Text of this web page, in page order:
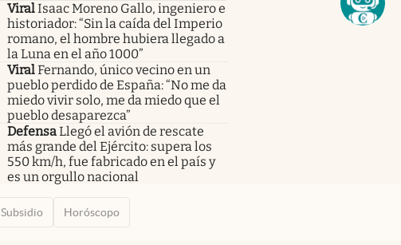
ViralIsaac Moreno Gallo, ingeniero e
historiador: “Sin la caída del Imperio
romano, el hombre hubiera llegado a
la Luna en el año 1000”
ViralFernando, único vecino en un
pueblo perdido de España: “No me da
miedo vivir solo, me da miedo que el
pueblo desaparezca”
DefensaLlegó el avión de rescate
más grande del Ejército: supera los
550 km/h, fue fabricado en el país y
es un orgullo nacional
Subsidio Horóscopo